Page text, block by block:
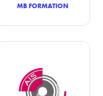
MB FORMATION